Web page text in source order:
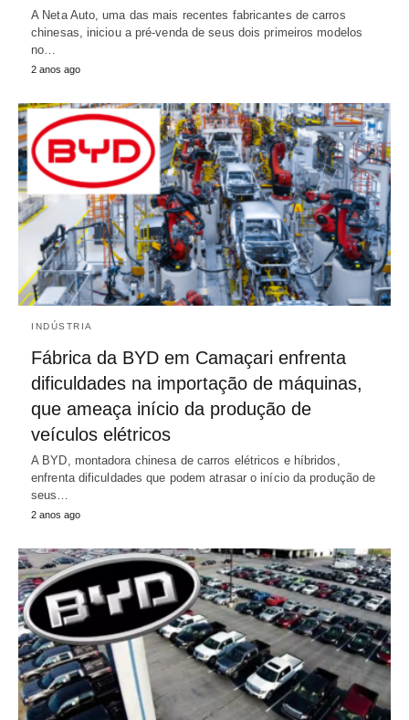
A Neta Auto, uma das mais recentes fabricantes de carros
chinesas, iniciou a pré-venda de seus dois primeiros modelos
no…
2 anos ago
INDÚSTRIA
Fábrica da BYD em Camaçari enfrenta
dificuldades na importação de máquinas,
que ameaça início da produção de
veículos elétricos
A BYD, montadora chinesa de carros elétricos e híbridos,
enfrenta dificuldades que podem atrasar o início da produção de
seus…
2 anos ago